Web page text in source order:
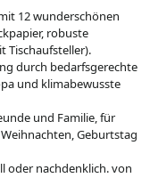
12 wunderschönen
robuste
Tischaufsteller).
durch bedarfsgerechte
und klimabewusste
und Familie, für
Geburtstag
oder nachdenklich. von